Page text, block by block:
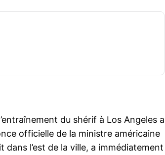
du shérif à Los Angeles a
officielle de la ministre américaine
l’est de la ville, a immédiatement